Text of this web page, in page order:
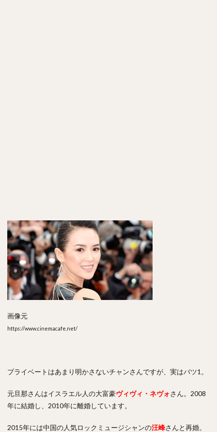
画像元
https://www.cinemacafe.net/
プライベートはあまり明かさないチャンさんですが、実はバツ1。
元旦那さんはイスラエル人の大富豪ヴィヴィ・ネヴォさん。2008
年に結婚し、2010年に離婚しています。
2015年には中国の人気ロックミュージシャンの汪峰さんと再婚。